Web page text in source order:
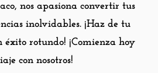
nos apasiona convertir tus
inolvidables. ¡Haz de tu
rotundo! ¡Comienza hoy
con nosotros!